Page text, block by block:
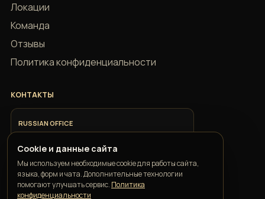
Локации
Команда
Отзывы
Политика конфиденциальности
КОНТАКТЫ
RUSSIAN OFFICE
+7 918 685 9883
ITALIAN OFFICE
+39 351 352 1163
Cookie и данные сайта
Мы используем необходимые cookie для работы сайта,
языка, форм и чата. Дополнительные технологии
помогают улучшать сервис. Политика
конфиденциальности